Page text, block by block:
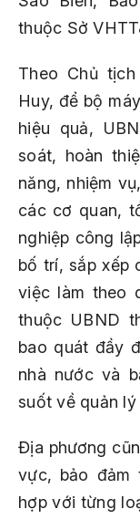
thuộc Sở
Theo Chủ
Huy, để bộ
hiệu quả,
soát, hoàn
năng, nhiệm
các cơ quan,
nghiệp công
bố trí, sắp xếp
việc làm theo
thuộc UBND
bao quát đầy
nhà nước và
suốt về quản
Địa phương
vực, bảo đảm
hợp với từng